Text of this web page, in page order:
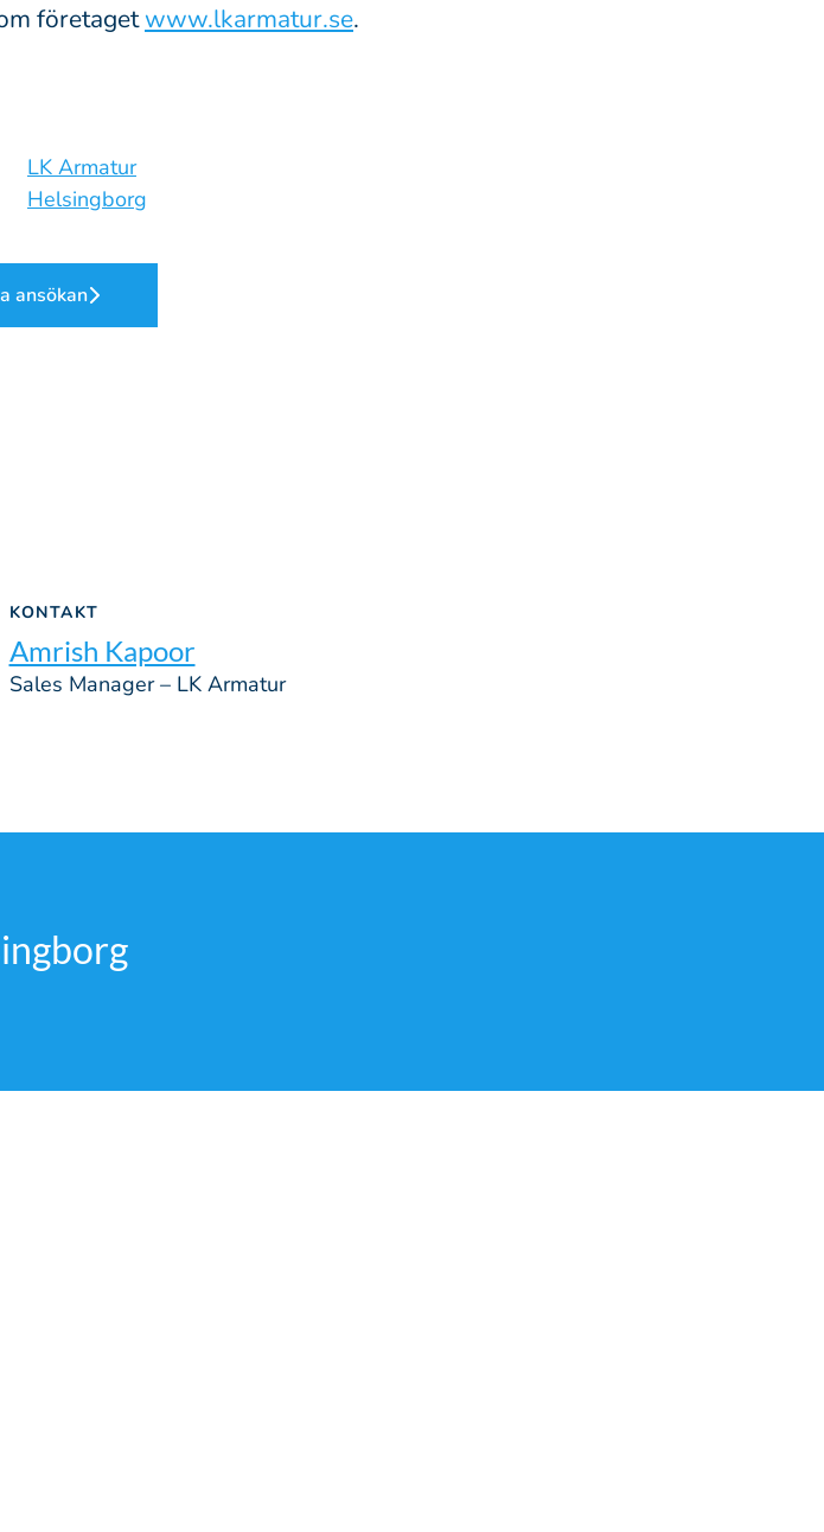
företagetwww.lkarmatur.se.
LK Armatur
Helsingborg
ansökan
KONTAKT
Amrish Kapoor
Sales Manager – LK Armatur